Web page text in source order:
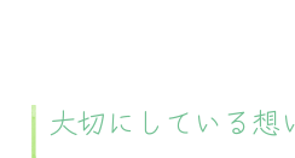
大切にしている想